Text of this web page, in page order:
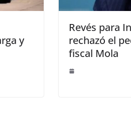
y
Revés para
rechazó el
fiscal Mola